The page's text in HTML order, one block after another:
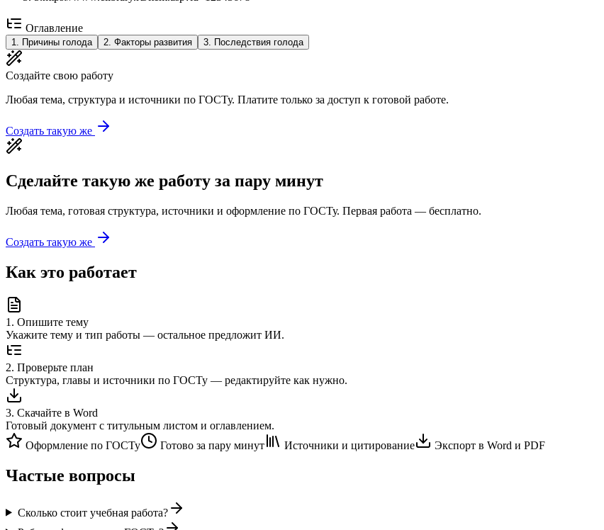
Оглавление
1. Причины голода 2. Факторы развития 3. Последствия голода
Создайте свою работу
Любая тема, структура и источники по ГОСТу. Платите только за доступ к готовой работе.
Создать такую же
Сделайте такую же работу за пару минут
Любая тема, готовая структура, источники и оформление по ГОСТу. Первая работа — бесплатно.
Создать такую же
Как это работает
1 . Опишите тему
Укажите тему и тип работы — остальное предложит ИИ.
2. Проверьте план
Структура, главы и источники по ГОСТу — редактируйте как нужно.
3. Скачайте в Word
Готовый документ с титульным листом и оглавлением.
Оформление по ГОСТу
Готово за пару минут Источники и цитирование Экспорт в Word и PDF
Частые вопросы
Сколько стоит учебная работа?